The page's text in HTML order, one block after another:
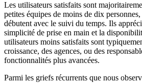
Les utilisateurs satisfaits sont
petites équipes de moins de dix
débutent avec le suivi du temps. Ils
simplicité de prise en main et la
utilisateurs moins satisfaits sont
croissance, des agences, ou des
fonctionnalités plus avancées.
Parmi les griefs récurrents que nous